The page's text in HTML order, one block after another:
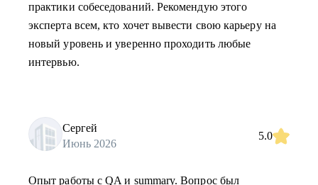
практики собеседований. Рекомендую этого
эксперта всем, кто хочет вывести свою карьеру на
новый уровень и уверенно проходить любые
интервью.
Сергей
Июнь 2026
5.0
Опыт работы с QA и summary. Вопрос был